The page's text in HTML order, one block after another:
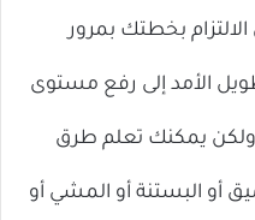
بخطتك بمرور
الأمد إلى رفع مستوى
ولكن يمكنك تعلم طرق
أو البستنة أو المشي أو